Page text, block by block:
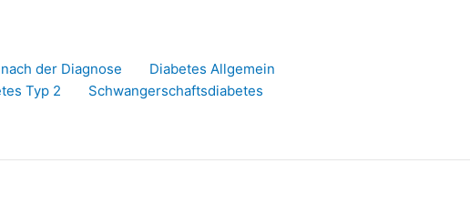
der Diagnose
Diabetes Allgemein
Typ 2 Schwangerschaftsdiabetes